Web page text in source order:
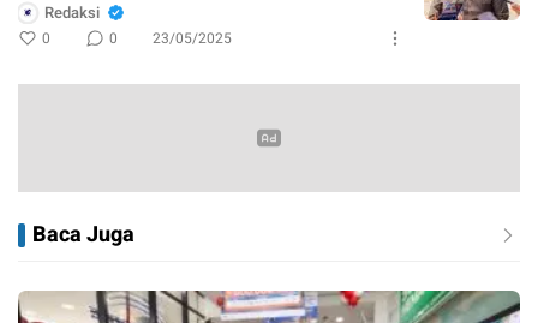
Redaksi
0 0 23/05/2025
Baca Juga